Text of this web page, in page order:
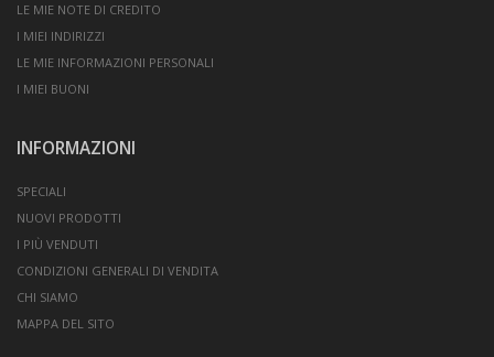
LE MIE NOTE DI CREDITO
I MIEI INDIRIZZI
LE MIE INFORMAZIONI PERSONALI
I MIEI BUONI
INFORMAZIONI
SPECIALI
NUOVI PRODOTTI
I PIÙ VENDUTI
CONDIZIONI GENERALI DI VENDITA
CHI SIAMO
MAPPA DEL SITO